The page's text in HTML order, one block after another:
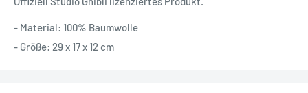
- Material: 100% Baumwolle
- Größe: 29 x 17 x 12 cm